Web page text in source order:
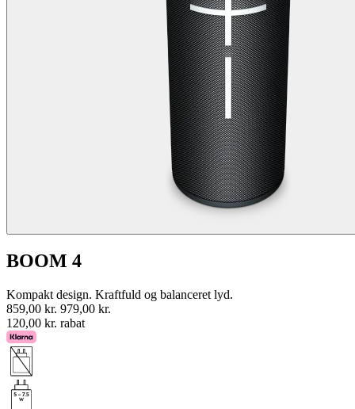
BOOM 4
Kompakt design. Kraftfuld og balanceret lyd.
859,00 kr. 979,00 kr.
120,00 kr. rabat